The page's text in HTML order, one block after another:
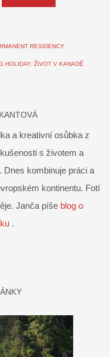
RESIDENCY,
HOLIDAY, ŽIVOT V KANADĚ
a kreativní osůbka z
s životem a
Dnes kombinuje práci a
kontinentu. Fotí
Janča píše blog o
.